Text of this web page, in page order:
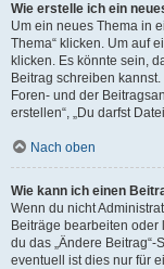
Wie erstelle ich ein
Um ein neues Thema in
Thema“ klicken. Um auf
klicken. Es könnte sein,
Beitrag schreiben
Foren- und der
erstellen“, „Du darfst
Nach oben
Wie kann ich einen
Wenn du nicht
Beiträge bearbeiten
du das „Ändere
eventuell ist dies nur für